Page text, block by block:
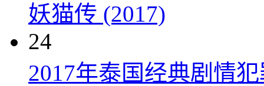
妖猫传 (2017)
24
2017年泰国经典剧情